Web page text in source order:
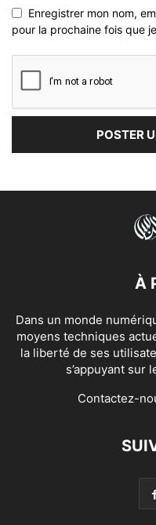
Enregistrer mon nom,
pour la prochaine fois que
À
Dans un monde
moyens techniques
la liberté de ses
s’appuyant sur
Contactez-